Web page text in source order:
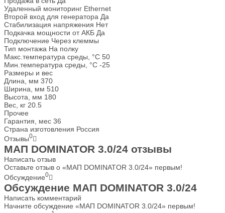
Удаленный мониторинг Ethernet
Второй вход для генератора Да
Стабилизация напряжения Нет
Подкачка мощности от АКБ Да
Подключение Через клеммы
Тип монтажа На полку
Макс.температура среды, °С 50
Мин.температура среды, °С -25
Размеры и вес
Длина, мм 370
Ширина, мм 510
Высота, мм 180
Вес, кг 20.5
Прочее
Гарантия, мес 36
Страна изготовления Россия
Отзывы0
МАП DOMINATOR 3.0/24 отзывы
Написать отзыв
Оставьте отзыв о «МАП DOMINATOR 3.0/24» первым!
Обсуждение0
Обсуждение МАП DOMINATOR 3.0/24
Написать комментарий
Начните обсуждение «МАП DOMINATOR 3.0/24» первым!